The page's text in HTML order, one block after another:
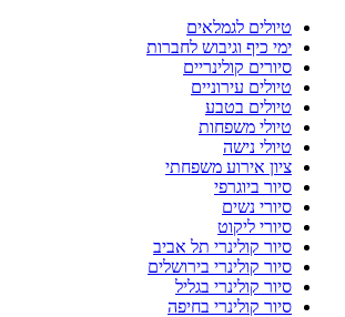
טיולים לגמלאים
ימי כיף וגיבוש לחברות
סיורים קולינריים
טיולים עירוניים
טיולים בטבע
טיולי משפחות
טיולי נישה
ציון אירוע משפחתי
סיור ביוגרפי
סיורי נשים
סיורי ליקוט
סיור קולינרי תל אביב
סיור קולינרי בירושלים
סיור קולינרי בגליל
סיור קולינרי בחיפה